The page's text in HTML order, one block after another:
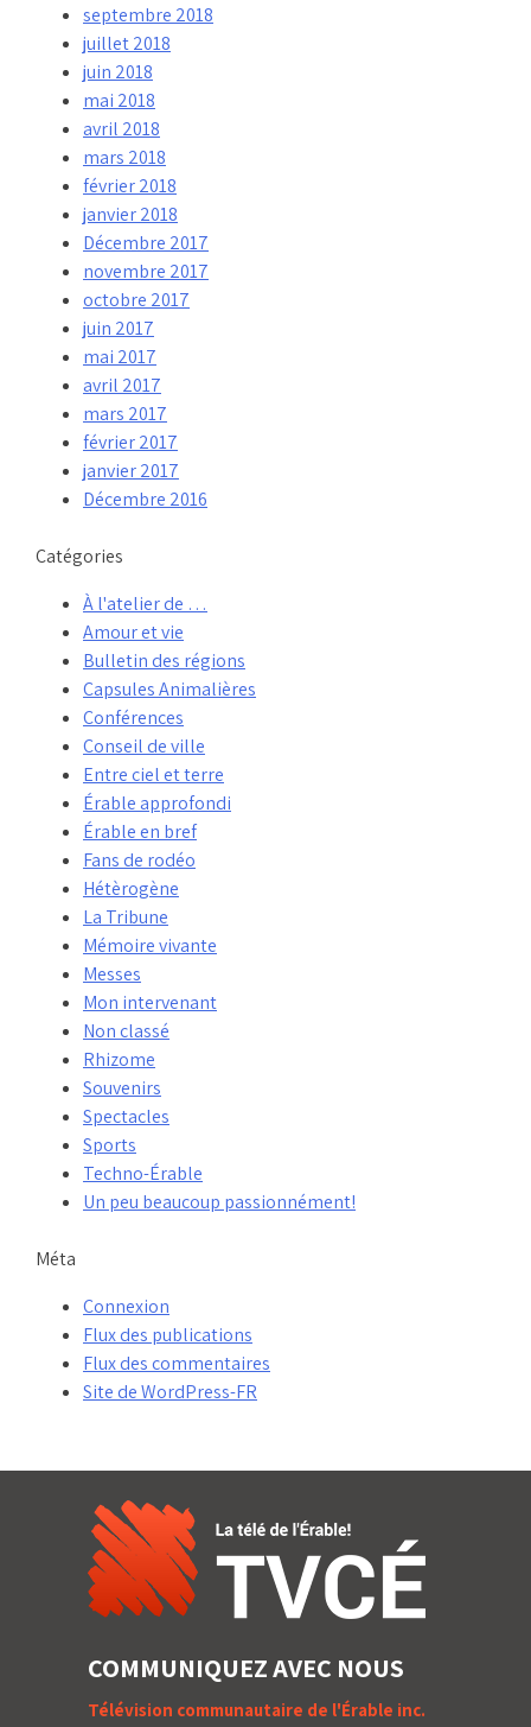
septembre 2018
juillet 2018
juin 2018
mai 2018
avril 2018
mars 2018
février 2018
janvier 2018
Décembre 2017
novembre 2017
octobre 2017
juin 2017
mai 2017
avril 2017
mars 2017
février 2017
janvier 2017
Décembre 2016
Catégories
À l'atelier de …
Amour et vie
Bulletin des régions
Capsules Animalières
Conférences
Conseil de ville
Entre ciel et terre
Érable approfondi
Érable en bref
Fans de rodéo
Hétèrogène
La Tribune
Mémoire vivante
Messes
Mon intervenant
Non classé
Rhizome
Souvenirs
Spectacles
Sports
Techno-Érable
Un peu beaucoup passionnément!
Méta
Connexion
Flux des publications
Flux des commentaires
Site de WordPress-FR
COMMUNIQUEZ AVEC NOUS
Télévision communautaire de l'Érable inc.